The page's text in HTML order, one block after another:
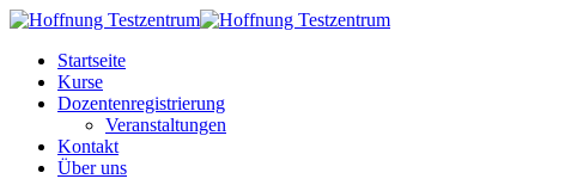
Skip
contentStartseite
Kurse
Dozentenregistrierung
Veranstaltungen
Kontakt
Über uns